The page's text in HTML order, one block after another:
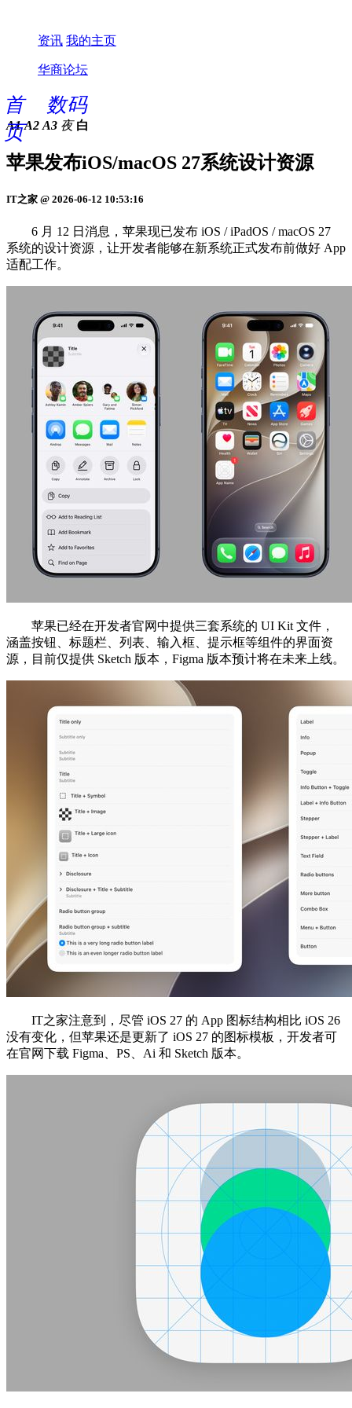
资讯 我的主页
华商论坛
首
页
数码
A1 A2 A3 夜 白
苹果发布iOS/macOS 27系统设计资源
IT之家 @ 2026-06-12 10:53:16
6 月 12 日消息，苹果现已发布 iOS / iPadOS / macOS 27
系统的设计资源，让开发者能够在新系统正式发布前做好 App
适配工作。
苹果已经在开发者官网中提供三套系统的 UI Kit 文件，
涵盖按钮、标题栏、列表、输入框、提示框等组件的界面资
源，目前仅提供 Sketch 版本，Figma 版本预计将在未来上线。
IT之家注意到，尽管 iOS 27 的 App 图标结构相比 iOS 26
没有变化，但苹果还是更新了 iOS 27 的图标模板，开发者可
在官网下载 Figma、PS、Ai 和 Sketch 版本。